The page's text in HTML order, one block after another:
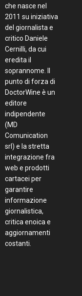
che nasce nel
2011 su iniziativa
del giornalista e
critico Daniele
Cernilli, da cui
eredita il
soprannome. Il
punto di forza di
DoctorWine è un
editore
indipendente
(MD
Comunication
srl) e la stretta
integrazione fra
web e prodotti
cartacei per
garantire
informazione
giornalistica,
critica enoica e
aggiornamenti
costanti.